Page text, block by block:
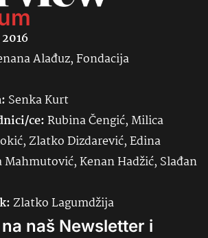
Alađuz, Fondacija
SenkaKurt
ce:Rubina Čengić, Milica
Zlatko Dizdarević, Edina
Mahmutović, Kenan Hadžić, Slađan
Zlatko Lagumdžija
naš Newsletter i